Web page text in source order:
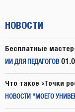
НОВОСТИ
Бесплатные
ИИ ДЛЯ ПЕДАГОГОВ
Что такое «Точки
НОВОСТИ "МОЕГО